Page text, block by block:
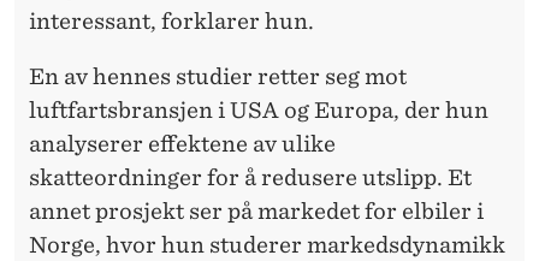
interessant, forklarer hun.
En av hennes studier retter seg mot
luftfartsbransjen i USA og Europa, der hun
analyserer effektene av ulike
skatteordninger for å redusere utslipp. Et
annet prosjekt ser på markedet for elbiler i
Norge, hvor hun studerer markedsdynamikk